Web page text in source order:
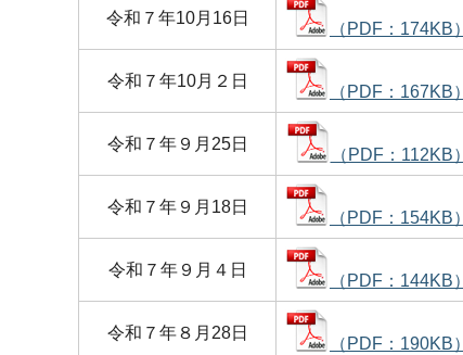
令和７年10月16日
（PDF：174KB）
令和７年10月２日
（PDF：167KB）
令和７年９月25日
（PDF：112KB）
令和７年９月18日
（PDF：154KB）
令和７年９月４日
（PDF：144KB）
令和７年８月28日
（PDF：190KB）